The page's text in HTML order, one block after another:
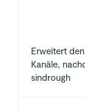
Erweitert
Kanäle,
sindrough